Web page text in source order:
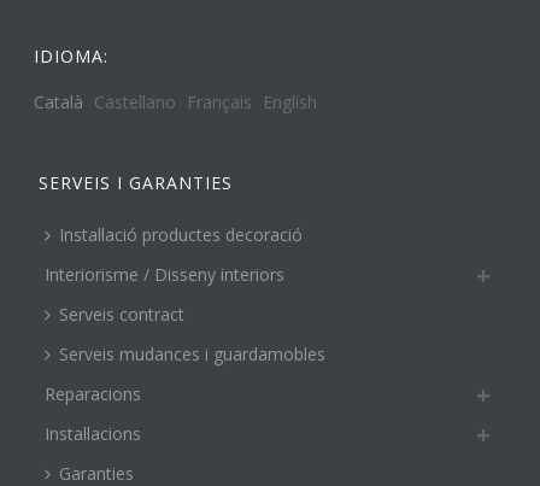
IDIOMA:
Català Castellano Français English
SERVEIS I GARANTIES
Instal·lació productes decoració
Interiorisme / Disseny interiors
Serveis contract
Serveis mudances i guardamobles
Reparacions
Instal·lacions
Garanties